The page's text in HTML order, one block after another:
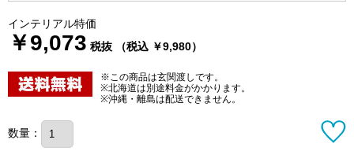
インテリアル特価
￥9,073 税抜 （税込 ￥9,980）
※この商品は玄関渡しです。
※北海道は別途料金がかかります。
※沖縄・離島は配送できません。
数量：